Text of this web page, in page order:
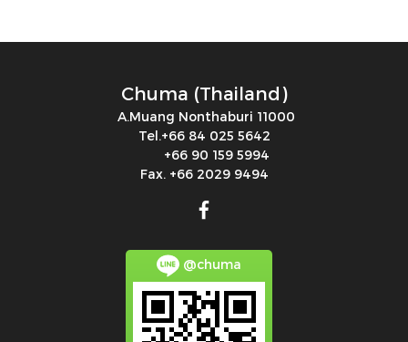
Chuma (Thailand)
A.Muang Nonthaburi 11000
Tel.+66 84 025 5642
+66 90 159 5994
Fax. +66 2029 9494
@chuma